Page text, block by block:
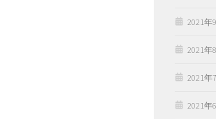
2021年
2021年
2021年
2021年